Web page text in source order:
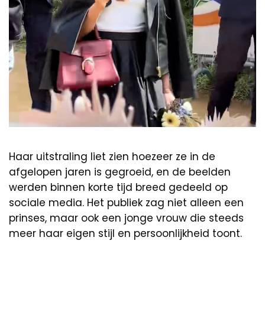
Haar uitstraling liet zien hoezeer ze in de
afgelopen jaren is gegroeid, en de beelden
werden binnen korte tijd breed gedeeld op
sociale media. Het publiek zag niet alleen een
prinses, maar ook een jonge vrouw die steeds
meer haar eigen stijl en persoonlijkheid toont.